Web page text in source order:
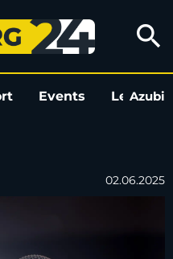
auf dem
search
Events LeoAzubi
02.06.2025